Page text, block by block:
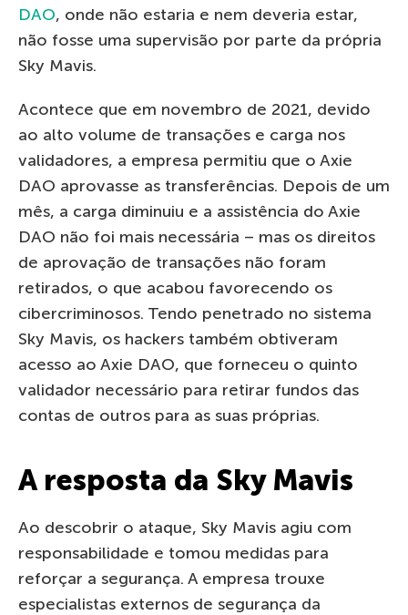
DAO, onde não estaria e nem deveria estar,
não fosse uma supervisão por parte da própria
Sky Mavis.
Acontece que em novembro de 2021, devido
ao alto volume de transações e carga nos
validadores, a empresa permitiu que o Axie
DAO aprovasse as transferências. Depois de um
mês, a carga diminuiu e a assistência do Axie
DAO não foi mais necessária – mas os direitos
de aprovação de transações não foram
retirados, o que acabou favorecendo os
cibercriminosos. Tendo penetrado no sistema
Sky Mavis, os hackers também obtiveram
acesso ao Axie DAO, que forneceu o quinto
validador necessário para retirar fundos das
contas de outros para as suas próprias.
A resposta da Sky Mavis
Ao descobrir o ataque, Sky Mavis agiu com
responsabilidade e tomou medidas para
reforçar a segurança. A empresa trouxe
especialistas externos de segurança da